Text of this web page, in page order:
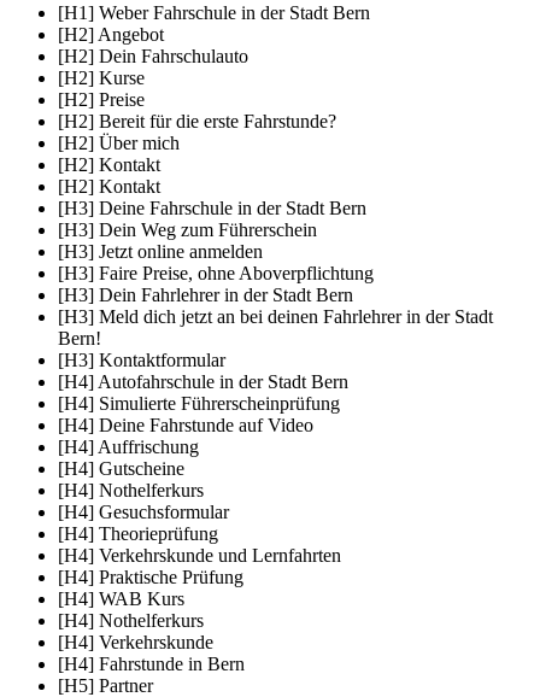
[H1] Weber Fahrschule in der Stadt Bern
[H2] Angebot
[H2] Dein Fahrschulauto
[H2] Kurse
[H2] Preise
[H2] Bereit für die erste Fahrstunde?
[H2] Über mich
[H2] Kontakt
[H2] Kontakt
[H3] Deine Fahrschule in der Stadt Bern
[H3] Dein Weg zum Führerschein
[H3] Jetzt online anmelden
[H3] Faire Preise, ohne Aboverpflichtung
[H3] Dein Fahrlehrer in der Stadt Bern
[H3] Meld dich jetzt an bei deinen Fahrlehrer in der Stadt
Bern!
[H3] Kontaktformular
[H4] Autofahrschule in der Stadt Bern
[H4] Simulierte Führerscheinprüfung
[H4] Deine Fahrstunde auf Video
[H4] Auffrischung
[H4] Gutscheine
[H4] Nothelferkurs
[H4] Gesuchsformular
[H4] Theorieprüfung
[H4] Verkehrskunde und Lernfahrten
[H4] Praktische Prüfung
[H4] WAB Kurs
[H4] Nothelferkurs
[H4] Verkehrskunde
[H4] Fahrstunde in Bern
[H5] Partner